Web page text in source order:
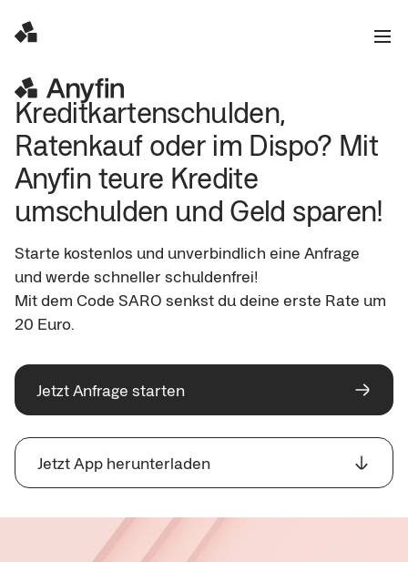
Kreditkartenschulden,
Ratenkauf oder im Dispo? Mit
Anyfin teure Kredite
umschulden und Geld sparen!
Starte kostenlos und unverbindlich eine Anfrage
und werde schneller schuldenfrei!
Mit dem Code SARO senkst du deine erste Rate um
20 Euro.
Jetzt Anfrage starten
Jetzt App herunterladen